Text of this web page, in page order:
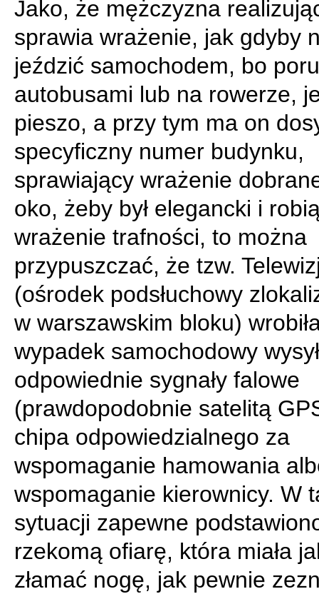
Jako, że mężczyzna
sprawia wrażenie, jak gdyby
jeździć samochodem, bo
autobusami lub na rowerze,
pieszo, a przy tym ma on
specyficzny numer budynku,
sprawiający wrażenie
oko, żeby był elegancki i
wrażenie trafności, to można
przypuszczać, że tzw.
(ośrodek podsłuchowy
w warszawskim bloku)
wypadek samochodowy
odpowiednie sygnały falowe
(prawdopodobnie satelitą
chipa odpowiedzialnego za
wspomaganie hamowania
wspomaganie kierownicy. W
sytuacji zapewne
rzekomą ofiarę, która miała
złamać nogę, jak pewnie